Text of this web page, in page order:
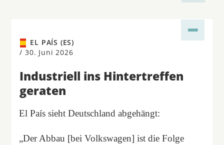
EL PAÍS (ES)
/ 30. Juni 2026
Industriell ins Hintertreffen
geraten
El País sieht Deutschland abgehängt:
„Der Abbau [bei Volkswagen] ist die Folge